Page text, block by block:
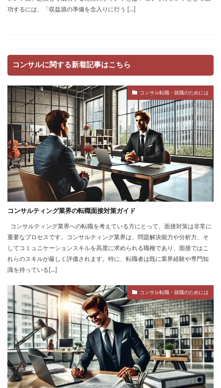
功するには、「収益源の準備を念入りに行う […]
コンサルに関する新着記事はこちら
コンサル転職・就職のためには
コンサルティング業界の転職面接対策ガイド
コンサルティング業界への転職を考えている方にとって、面接対策は非常に
重要なプロセスです。コンサルティング業界は、問題解決能力や分析力、そ
してコミュニケーションスキルを高度に求められる職種であり、面接ではこ
れらのスキルが厳しく評価されます。特に、転職者は既に業界経験や専門知
識を持っている[…]
コンサル転職・就職のためには